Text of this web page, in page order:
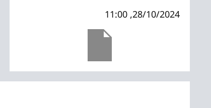
28/10/2024, 11:00